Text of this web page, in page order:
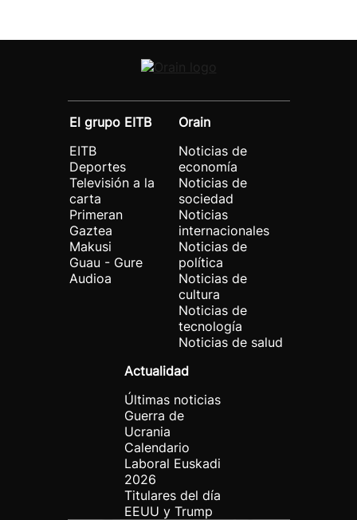
El grupo EITB
EITB
Deportes
Televisión a la
carta
Primeran
Gaztea
Makusi
Guau - Gure
Audioa
Orain
Noticias de
economía
Noticias de
sociedad
Noticias
internacionales
Noticias de
política
Noticias de
cultura
Noticias de
tecnología
Noticias de salud
Actualidad
Últimas noticias
Guerra de
Ucrania
Calendario
Laboral Euskadi
2026
Titulares del día
EEUU y Trump